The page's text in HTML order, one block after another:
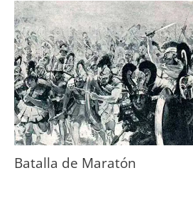
Batalla de Maratón